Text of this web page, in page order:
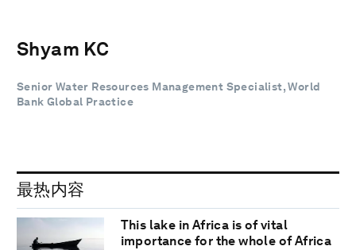
Shyam KC
Senior Water Resources Management Specialist, World
Bank Global Practice
最热内容
This lake in Africa is of vital
importance for the whole of Africa